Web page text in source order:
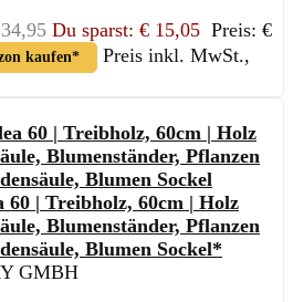
Du sparst: € 15,05 Preis: €
kaufen*
Preis inkl. MwSt.,
| Treibholz, 60cm | Holz
Blumenständer, Pflanzen
Blumen Sockel*
GMBH